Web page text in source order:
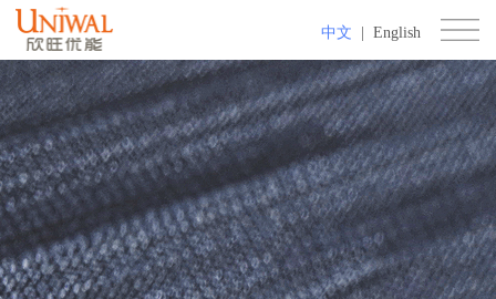
中文 English